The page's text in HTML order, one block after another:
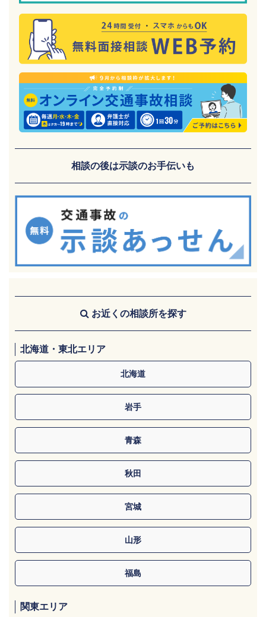
相談の後は示談のお手伝いも
お近くの相談所を探す
北海道・東北エリア
北海道
岩手
青森
秋田
宮城
山形
福島
関東エリア